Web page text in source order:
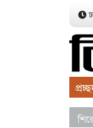
বৃক্ষরোপণ